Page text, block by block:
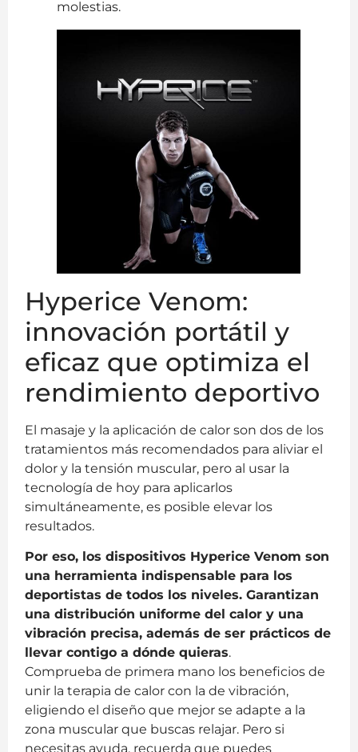
molestias.
Hyperice Venom:
innovación portátil y
eficaz que optimiza el
rendimiento deportivo
El masaje y la aplicación de calor son dos de los
tratamientos más recomendados para aliviar el
dolor y la tensión muscular, pero al usar la
tecnología de hoy para aplicarlos
simultáneamente, es posible elevar los
resultados.
Por eso, los dispositivos Hyperice Venom son
una herramienta indispensable para los
deportistas de todos los niveles. Garantizan
una distribución uniforme del calor y una
vibración precisa, además de ser prácticos de
llevar contigo a dónde quieras.
Comprueba de primera mano los beneficios de
unir la terapia de calor con la de vibración,
eligiendo el diseño que mejor se adapte a la
zona muscular que buscas relajar. Pero si
necesitas ayuda, recuerda que puedes